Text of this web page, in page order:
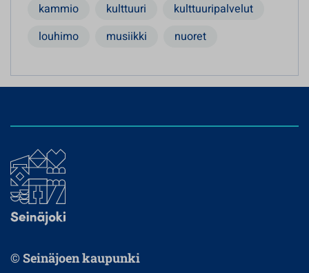
kammio
kulttuuri
kulttuuripalvelut
louhimo
musiikki nuoret
© Seinäjoen kaupunki